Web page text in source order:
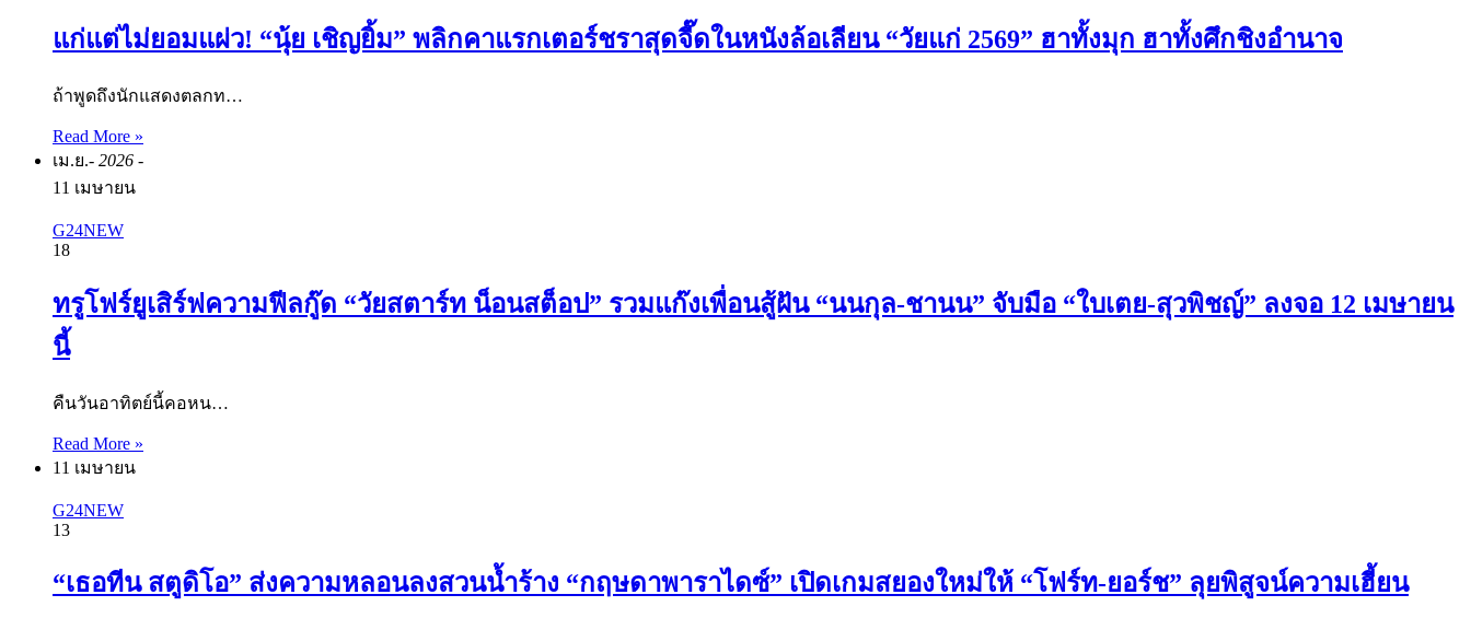
แก่แต่ไม่ยอมแผ่ว! “นุ้ย เชิญยิ้ม” พลิกคาแรกเตอร์ชราสุดจี๊ดในหนังล้อเลียน “วัยแก่ 2569” ฮาทั้งมุก ฮาทั้งศึกชิงอำนาจ
ถ้าพูดถึงนักแสดงตลกท…
Read More »
เม.ย.- 2026 -
11 เมษายน
G24NEW
18
ทรูโฟร์ยูเสิร์ฟความฟีลกู๊ด “วัยสตาร์ท น็อนสต็อป” รวมแก๊งเพื่อนสู้ฝัน “นนกุล-ชานน” จับมือ “ใบเตย-สุวพิชญ์” ลงจอ 12 เมษายน
นี้
คืนวันอาทิตย์นี้คอหน…
Read More »
11 เมษายน
G24NEW
13
“เธอทีน สตูดิโอ” ส่งความหลอนลงสวนน้ำร้าง “กฤษดาพาราไดซ์” เปิดเกมสยองใหม่ให้ “โฟร์ท-ยอร์ช” ลุยพิสูจน์ความเฮี้ยน